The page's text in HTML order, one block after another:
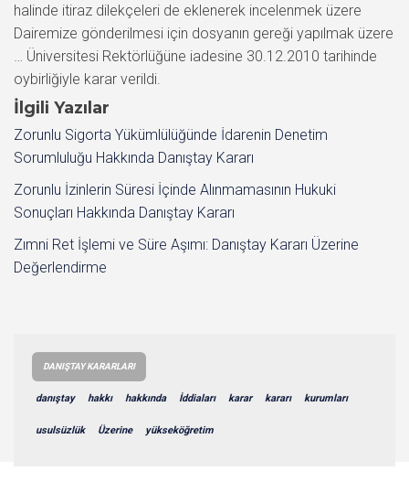
halinde itiraz dilekçeleri de eklenerek incelenmek üzere
Dairemize gönderilmesi için dosyanın gereği yapılmak üzere
… Üniversitesi Rektörlüğüne iadesine 30.12.2010 tarihinde
oybirliğiyle karar verildi.
İlgili Yazılar
Zorunlu Sigorta Yükümlülüğünde İdarenin Denetim
Sorumluluğu Hakkında Danıştay Kararı
Zorunlu İzinlerin Süresi İçinde Alınmamasının Hukuki
Sonuçları Hakkında Danıştay Kararı
Zımni Ret İşlemi ve Süre Aşımı: Danıştay Kararı Üzerine
Değerlendirme
DANIŞTAY KARARLARI
danıştay hakkı hakkında İddiaları karar kararı kurumları
usulsüzlük Üzerine yükseköğretim